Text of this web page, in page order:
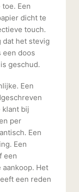
Een
dicht te
touch.
dat het stevig
een doos
geschud.
Een
klant bij
per
Een
Een
een
Het
een reden